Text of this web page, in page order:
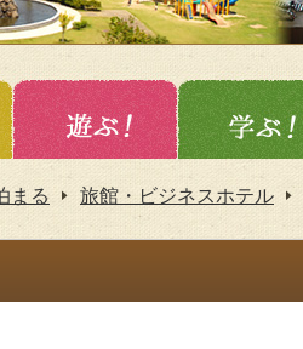
まる 旅館・ビジネスホテル